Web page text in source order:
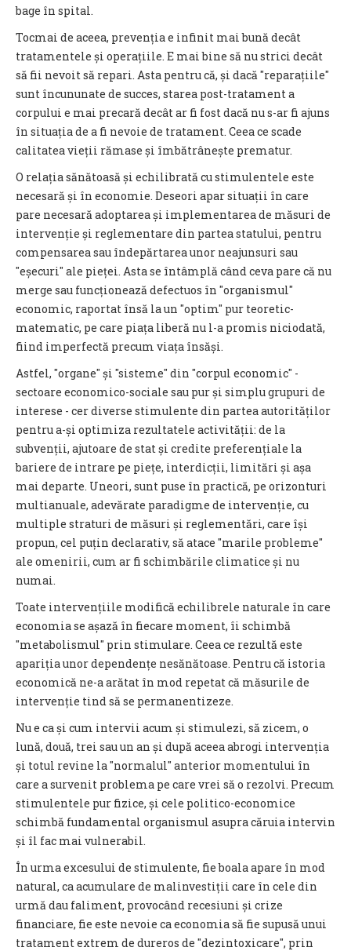
bage în spital.
Tocmai de aceea, prevenția e infinit mai bună decât
tratamentele și operațiile. E mai bine să nu strici decât
să fii nevoit să repari. Asta pentru că, și dacă ″reparațiile″
sunt încununate de succes, starea post-tratament a
corpului e mai precară decât ar fi fost dacă nu s-ar fi ajuns
în situația de a fi nevoie de tratament. Ceea ce scade
calitatea vieții rămase și îmbătrânește prematur.
O relația sănătoasă și echilibrată cu stimulentele este
necesară și în economie. Deseori apar situații în care
pare necesară adoptarea și implementarea de măsuri de
intervenție și reglementare din partea statului, pentru
compensarea sau îndepărtarea unor neajunsuri sau
″eșecuri″ ale pieței. Asta se întâmplă când ceva pare că nu
merge sau funcționează defectuos în ″organismul″
economic, raportat însă la un ″optim″ pur teoretic-
matematic, pe care piața liberă nu l-a promis niciodată,
fiind imperfectă precum viața însăși.
Astfel, ″organe″ și ″sisteme″ din ″corpul economic″ -
sectoare economico-sociale sau pur și simplu grupuri de
interese - cer diverse stimulente din partea autorităților
pentru a-și optimiza rezultatele activității: de la
subvenții, ajutoare de stat și credite preferențiale la
bariere de intrare pe piețe, interdicții, limitări și așa
mai departe. Uneori, sunt puse în practică, pe orizonturi
multianuale, adevărate paradigme de intervenție, cu
multiple straturi de măsuri și reglementări, care își
propun, cel puțin declarativ, să atace ″marile probleme″
ale omenirii, cum ar fi schimbările climatice și nu
numai.
Toate intervențiile modifică echilibrele naturale în care
economia se așază în fiecare moment, îi schimbă
″metabolismul″ prin stimulare. Ceea ce rezultă este
apariția unor dependențe nesănătoase. Pentru că istoria
economică ne-a arătat în mod repetat că măsurile de
intervenție tind să se permanentizeze.
Nu e ca și cum intervii acum și stimulezi, să zicem, o
lună, două, trei sau un an și după aceea abrogi intervenția
și totul revine la ″normalul″ anterior momentului în
care a survenit problema pe care vrei să o rezolvi. Precum
stimulentele pur fizice, și cele politico-economice
schimbă fundamental organismul asupra căruia intervin
și îl fac mai vulnerabil.
În urma excesului de stimulente, fie boala apare în mod
natural, ca acumulare de malinvestiții care în cele din
urmă dau faliment, provocând recesiuni și crize
financiare, fie este nevoie ca economia să fie supusă unui
tratament extrem de dureros de ″dezintoxicare″, prin